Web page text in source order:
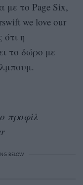
το Page Six,
we love our
η
το δώρο με
προφίλ
BELOW